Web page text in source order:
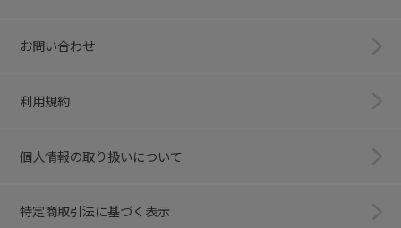
お問い合わせ
利用規約
個人情報の取り扱いについて
特定商取引法に基づく表示